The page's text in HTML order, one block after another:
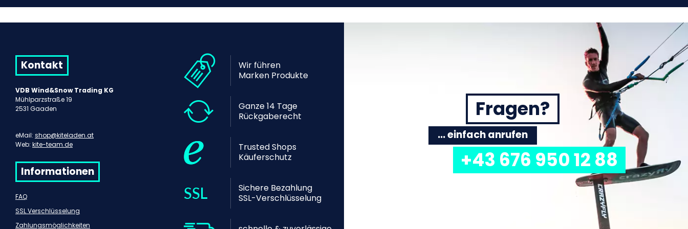
Kontakt
VDB Wind&Snow Trading KG
Mühlparzstraße 19
2531 Gaaden
eMail: shop@kiteladen.at
Web: kite-team.de
Informationen
FAQ
SSL Verschlüsselung
Zahlungsmöglichkeiten
Wir führen
Marken Produkte
Ganze 14 Tage
Rückgaberecht
Trusted Shops
Käuferschutz
Sichere Bezahlung
SSL-Verschlüsselung
Fragen?
... einfach anrufen
+43 676 950 12 88